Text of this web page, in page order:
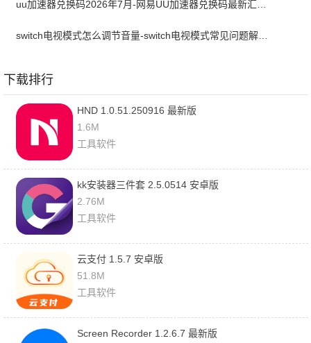
switch电视模式怎么调节音量-switch电视模式常见问题解决方案
下载排行
HND 1.0.51.250916 最新版
1.6M
工具软件
kk安装器三件套 2.5.0514 安卓版
2.76M
工具软件
云支付 1.5.7 安卓版
51.8M
工具软件
Screen Recorder 1.2.6.7 最新版